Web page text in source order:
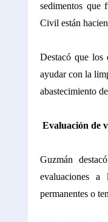
sedimentos que
Civil están
Destacó que los
ayudar con la
abastecimiento
Evaluación de
Guzmán
evaluaciones a
permanentes o